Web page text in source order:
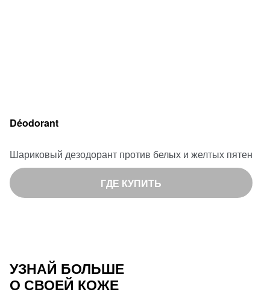
Déodorant
Шариковый дезодорант против белых и желтых пятен
ГДЕ КУПИТЬ
УЗНАЙ БОЛЬШЕ
О СВОЕЙ КОЖЕ